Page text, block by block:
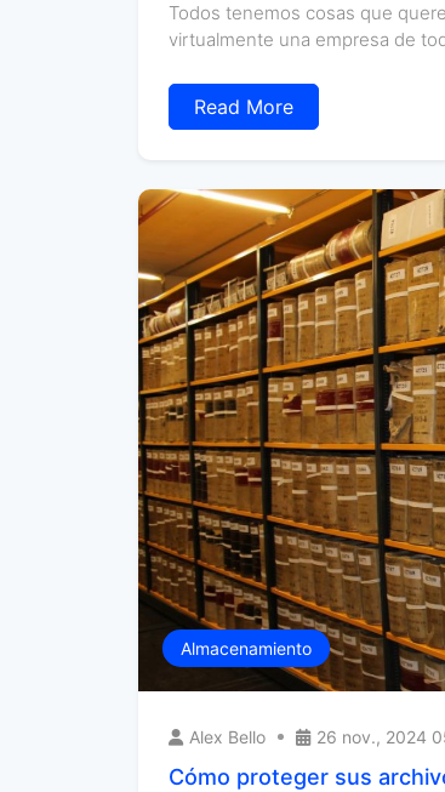
Todos tenemos cosas que
virtualmente una empresa de
Read More
Almacenamiento
Alex Bello 26 nov., 2024
Cómo proteger sus